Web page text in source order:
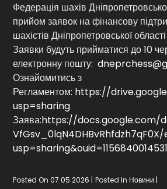
Федерація шахів
прийом заявок на фінансову
шахістів Дніпропетровської
Заявки будуть прийматися до 10
електронну пошту:
Ознайомитись з
Регламентом: https://
usp=sharing
Заява:https://docs.google.com/
VfGsv_0lqN4DHBvRhfdzh7qF0X/
Posted On 07.05.2026 Posted In Новини